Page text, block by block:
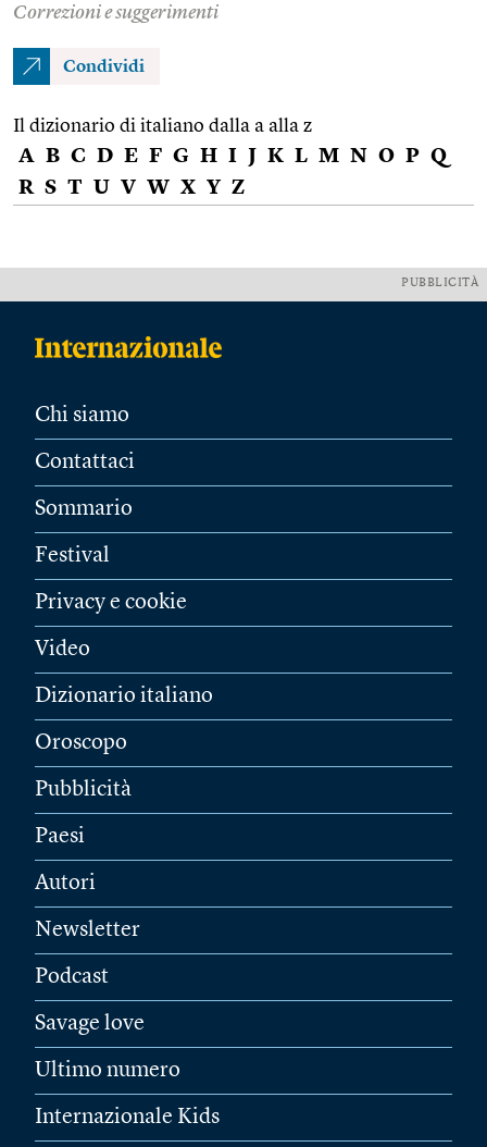
Correzioni e suggerimenti
Condividi
Il dizionario di italiano dalla a alla z
A B C D E F G H I J K L M N O P Q
R S T U V W X Y Z
PUBBLICITÀ
Chi siamo
Contattaci
Sommario
Festival
Privacy e cookie
Video
Dizionario italiano
Oroscopo
Pubblicità
Paesi
Autori
Newsletter
Podcast
Savage love
Ultimo numero
Internazionale Kids